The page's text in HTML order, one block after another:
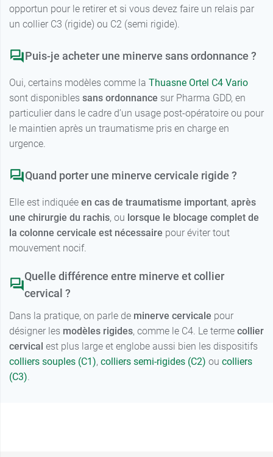
opportun pour le retirer et si vous devez faire un relais par
un collier C3 (rigide) ou C2 (semi rigide).
Puis-je acheter une minerve sans ordonnance ?
Oui, certains modèles comme la Thuasne Ortel C4 Vario
sont disponibles sans ordonnance sur Pharma GDD, en
particulier dans le cadre d’un usage post-opératoire ou pour
le maintien après un traumatisme pris en charge en
urgence.
Quand porter une minerve cervicale rigide ?
Elle est indiquée en cas de traumatisme important, après
une chirurgie du rachis, ou lorsque le blocage complet de
la colonne cervicale est nécessaire pour éviter tout
mouvement nocif.
Quelle différence entre minerve et collier
cervical ?
Dans la pratique, on parle de minerve cervicale pour
désigner les modèles rigides, comme le C4. Le terme collier
cervical est plus large et englobe aussi bien les dispositifs
colliers souples (C1), colliers semi-rigides (C2) ou colliers
(C3)